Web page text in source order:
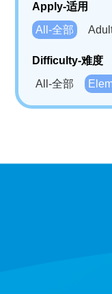
Apply-适用
All-全部
Difficulty-难度
All-全部